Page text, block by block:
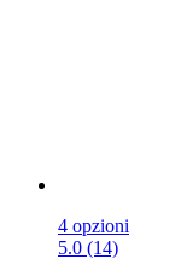
4 opzioni
5.0 (14)